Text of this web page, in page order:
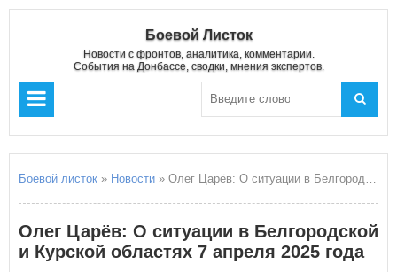
Боевой Листок
Новости с фронтов, аналитика, комментарии.
События на Донбассе, сводки, мнения экспертов.
Боевой листок » Новости » Олег Царёв: О ситуации в Белгородской и Курской областях 7 апреля 2025 года
Олег Царёв: О ситуации в Белгородской
и Курской областях 7 апреля 2025 года